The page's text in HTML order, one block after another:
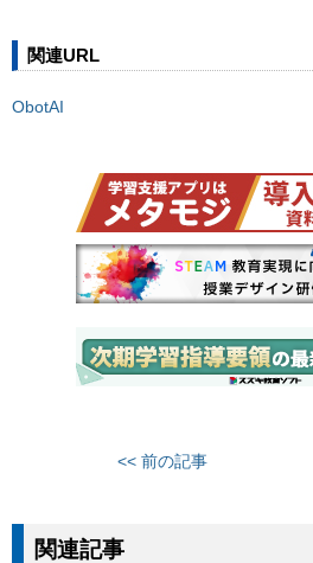
関連URL
ObotAI
<< 前の記事
関連記事